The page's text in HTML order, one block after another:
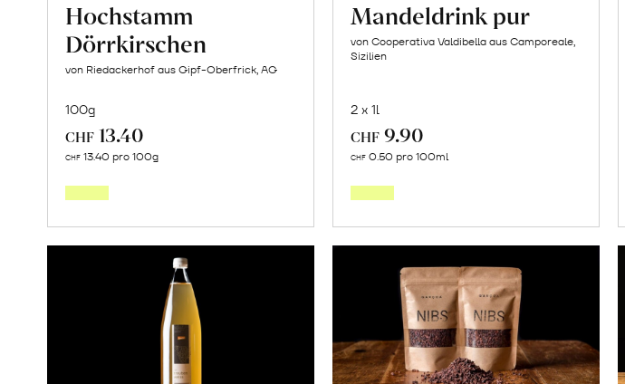
Hochstamm
Dörrkirschen
von Riedackerhof aus Gipf-Oberfrick, AG
100g
CHF 13.40
CHF 13.40 pro 100g
Mandeldrink pur
von Cooperativa Valdibella aus Camporeale,
Sizilien
2 x 1l
CHF 9.90
CHF 0.50 pro 100ml